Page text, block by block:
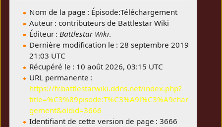
Nom de la page : Épisode:Téléchargement
Auteur : contributeurs de Battlestar Wiki
Éditeur : Battlestar Wiki.
Dernière modification le : 28 septembre 2019
21:03 UTC
Récupéré le : 10 août 2026, 03:15 UTC
URL permanente :
https://fr.battlestarwiki.ddns.net/index.php?
title=%C3%89pisode:T%C3%A9l%C3%A9char
gement&oldid=3666
Identifiant de cette version de page : 3666